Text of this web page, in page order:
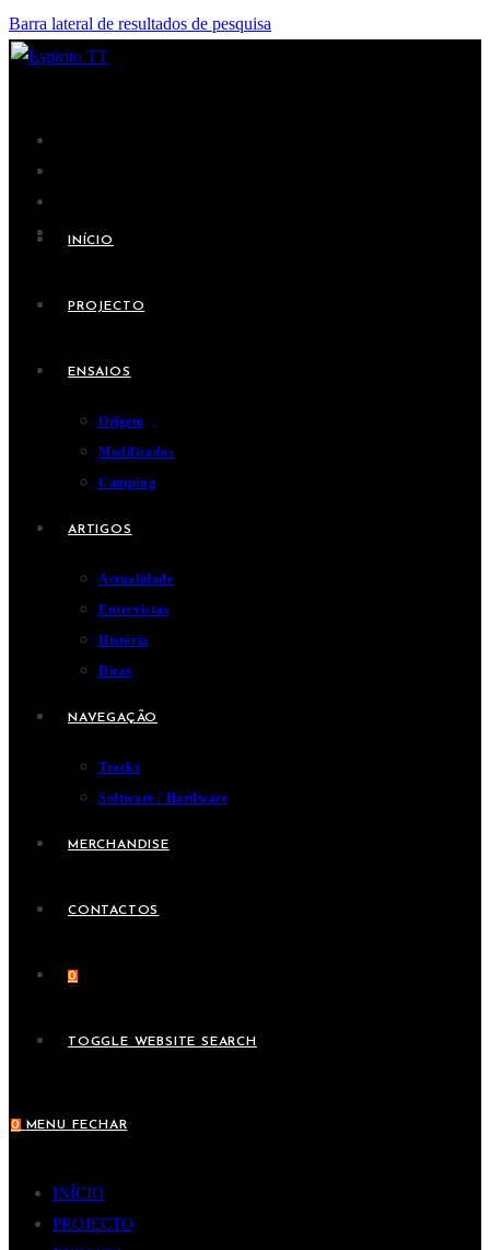
Barra lateral de resultados de pesquisa
INÍCIO
PROJECTO
ENSAIOS
Origem
Modificados
Camping
ARTIGOS
Actualidade
Entrevistas
História
Dicas
NAVEGAÇÃO
Tracks
Software / Hardware
MERCHANDISE
CONTACTOS
0
TOGGLE WEBSITE SEARCH
0 MENU FECHAR
INÍCIO
PROJECTO